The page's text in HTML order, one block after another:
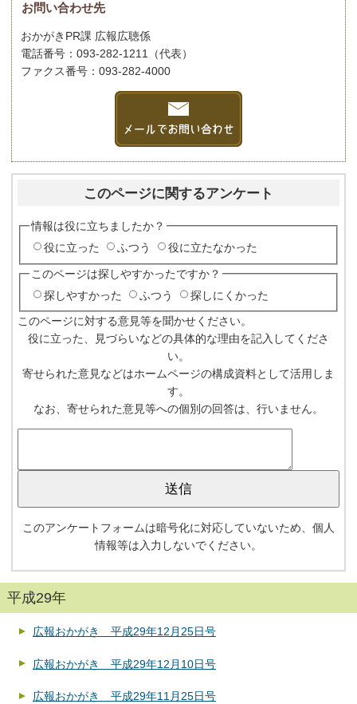
お問い合わせ先
おかがきPR課 広報広聴係
電話番号：093-282-1211（代表）
ファクス番号：093-282-4000
このページに関するアンケート
情報は役に立ちましたか？
役に立った
ふつう 役に立たなかった
このページは探しやすかったですか？
探しやすかった
ふつう 探しにくかった
このページに対する意見等を聞かせください。
役に立った、見づらいなどの具体的な理由を記入してくださ
い。
寄せられた意見などはホームページの構成資料として活用しま
す。
なお、寄せられた意見等への個別の回答は、行いません。
このアンケートフォームは暗号化に対応していないため、個人
情報等は入力しないでください。
平成29年
広報おかがき 平成29年12月25日号
広報おかがき 平成29年12月10日号
広報おかがき 平成29年11月25日号